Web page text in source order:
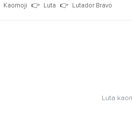
Kaomoji Luta Lutador Bravo
Luta